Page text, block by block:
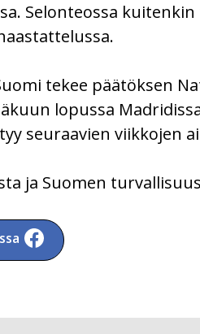
Selonteossa
tekee päätöksen
lopussa
seuraavien viikkojen
ja Suomen